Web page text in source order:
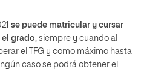
se puede matricular y cursar
el grado , siempre y cuando al
el TFG y como máximo hasta
caso se podrá obtener el